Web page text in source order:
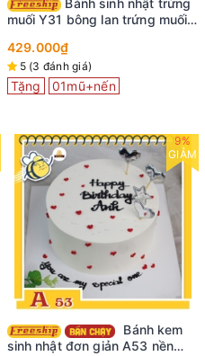
muối Y31 bông lan trứng muối
429.000₫
5 (3 đánh giá)
Tặng 01mũ+nến
9%
GIẢM
sinh nhật đơn giản A53 nền